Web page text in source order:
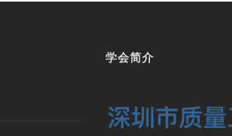
学会简介